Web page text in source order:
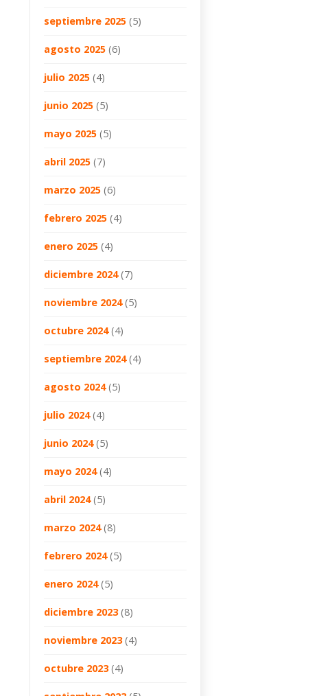
septiembre 2025 (5)
agosto 2025 (6)
julio 2025 (4)
junio 2025 (5)
mayo 2025 (5)
abril 2025 (7)
marzo 2025 (6)
febrero 2025 (4)
enero 2025 (4)
diciembre 2024(7)
noviembre 2024(5)
octubre 2024(4)
septiembre 2024(4)
agosto 2024(5)
julio 2024(4)
junio 2024(5)
mayo 2024(4)
abril 2024(5)
marzo 2024(8)
febrero 2024(5)
enero 2024(5)
diciembre 2023(8)
noviembre 2023(4)
octubre 2023(4)